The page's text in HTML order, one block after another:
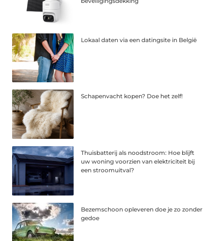
Lokaal daten via een datingsite in België
Schapenvacht kopen? Doe het zelf!
Thuisbatterij als noodstroom: Hoe blijft
uw woning voorzien van elektriciteit bij
een stroomuitval?
Bezemschoon opleveren doe je zo zonder
gedoe